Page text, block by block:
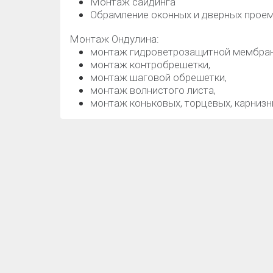
Обрамление оконных и дверных
Монтаж Ондулина:
монтаж гидроветрозащитной
монтаж контробрешетки,
монтаж шаговой обрешетки,
монтаж волнистого листа,
монтаж коньковых, торцевых,